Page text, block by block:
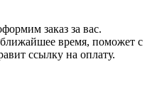
заказ за вас.
время, поможет с
ссылку на оплату.